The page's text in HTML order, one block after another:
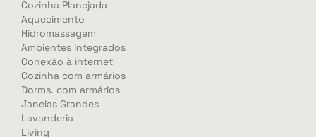
Cozinha Planejada
Aquecimento
Hidromassagem
Ambientes Integrados
Conexão à internet
Cozinha com armários
Dorms. com armários
Janelas Grandes
Lavanderia
Living